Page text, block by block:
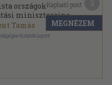
országok
minisztereinek
Tamás
Kutatóközpont
sorozat
Kapható pont:
MEGNÉZEM